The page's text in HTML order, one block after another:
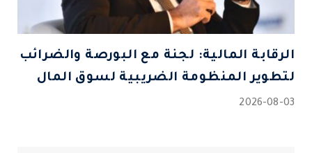
الرقابة المالية: لجنة مع البورصة والضرائب
لتطوير المنظومة الضريبية لسوق المال
2026-08-03